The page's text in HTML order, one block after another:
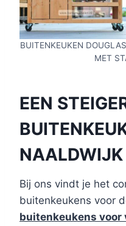
BUITENKEUKEN
MET
EEN
NAALDWIJK
Bij ons vindt je het
buitenkeukens voor
buitenkeukens voor